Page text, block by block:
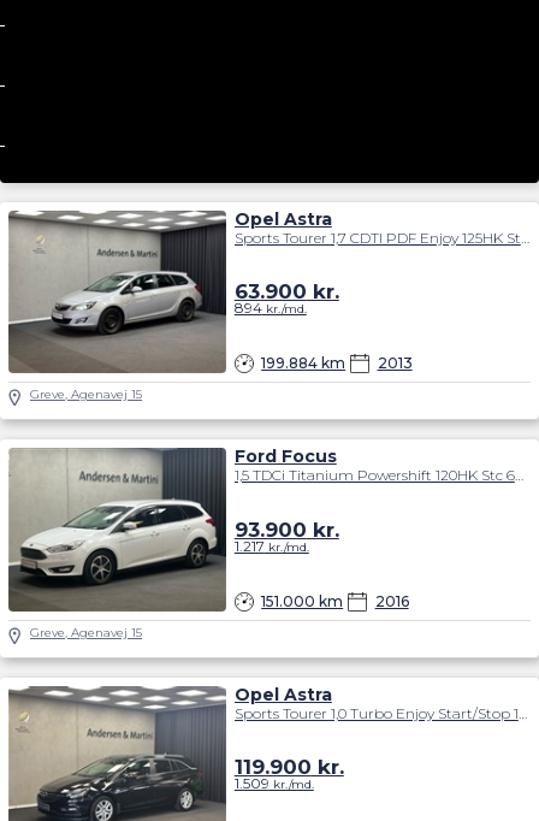
Opel Astra
199.884 km 2013
63.900 kr.
894kr./md.
Greve, Agenavej 15
Ford Focus
1,5 TDCi Titanium Powershift 120HK Stc 6g Aut.
151.000 km 2016
93.900 kr.
1.217 kr./md.
Greve, Agenavej 15
Opel Astra
119.900 kr.
1.509 kr./md.